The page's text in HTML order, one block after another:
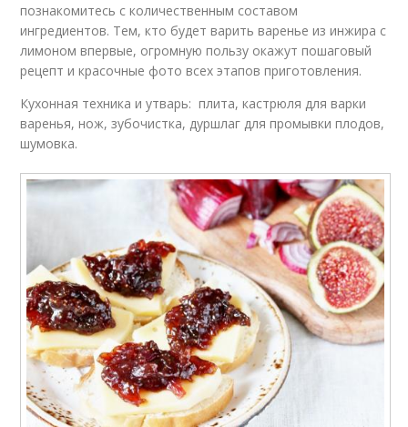
познакомитесь с количественным составом
ингредиентов. Тем, кто будет варить варенье из инжира с
лимоном впервые, огромную пользу окажут пошаговый
рецепт и красочные фото всех этапов приготовления.
Кухонная техника и утварь: плита, кастрюля для варки
варенья, нож, зубочистка, дуршлаг для промывки плодов,
шумовка.